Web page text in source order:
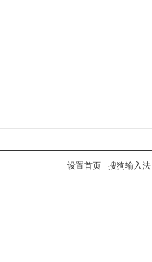
设置首页 - 搜狗输入法